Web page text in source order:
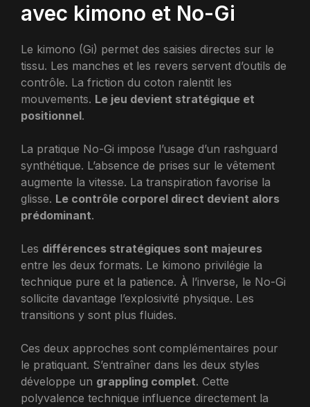
avec kimono et No-Gi
Le kimono (Gi) permet des saisies directes sur le
tissu. Les manches et les revers servent d’outils de
contrôle. La friction du coton ralentit les
mouvements. Le jeu devient stratégique et
positionnel.
La pratique No-Gi impose l’usage d’un rashguard
synthétique. L’absence de prises sur le vêtement
augmente la vitesse. La transpiration favorise la
glisse. Le contrôle corporel direct devient alors
prédominant.
Les différences stratégiques sont majeures
entre les deux formats. Le kimono privilégie la
technique pure et la patience. À l’inverse, le No-Gi
sollicite davantage l’explosivité physique. Les
transitions y sont plus fluides.
Ces deux approches sont complémentaires pour
le pratiquant. S’entraîner dans les deux styles
développe un grappling complet. Cette
polyvalence technique influence directement la